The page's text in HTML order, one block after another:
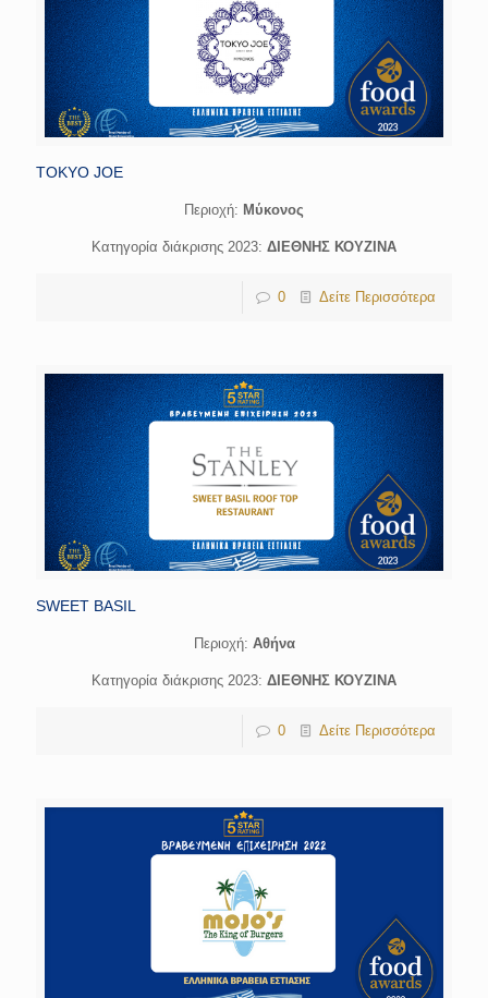
TOKYO JOE
Περιοχή: Μύκονος
Κατηγορία διάκρισης 2023: ΔΙΕΘΝΗΣ ΚΟΥΖΙΝΑ
0 Δείτε Περισσότερα
SWEET BASIL
Περιοχή: Αθήνα
Κατηγορία διάκρισης 2023: ΔΙΕΘΝΗΣ ΚΟΥΖΙΝΑ
0 Δείτε Περισσότερα